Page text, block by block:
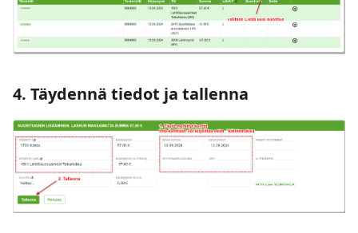
4. Täydennä tiedot ja tallenna